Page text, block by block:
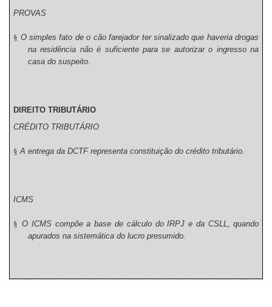
PROVAS
§ O simples fato de o cão farejador ter sinalizado que haveria drogas
na residência não é suficiente para se autorizar o ingresso na
casa do suspeito.
DIREITO TRIBUTÁRIO
CRÉDITO TRIBUTÁRIO
§ A entrega da DCTF representa constituição do crédito tributário.
ICMS
§ O ICMS compõe a base de cálculo do IRPJ e da CSLL, quando
apurados na sistemática do lucro presumido.